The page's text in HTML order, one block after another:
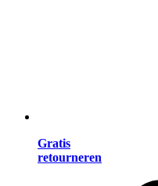
Gratis
retourneren